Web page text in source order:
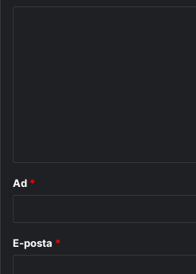
Ad *
E-posta *